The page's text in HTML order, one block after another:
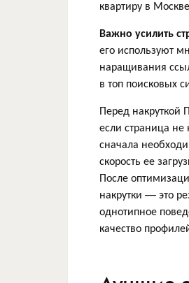
квартиру в
Важно усилить
его используют
наращивания
в топ поисковых
Перед накруткой
если страница не
сначала
скорость ее
После
накрутки — это
однотипное
качество